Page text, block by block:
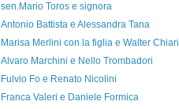
sen.Mario Toros e signora
Antonio Battista e Alessandra Tana
Marisa Merlini con la figlia e Walter Chiari
Alvaro Marchini e Nello Trombadori
Fulvio Fo e Renato Nicolini
Franca Valeri e Daniele Formica